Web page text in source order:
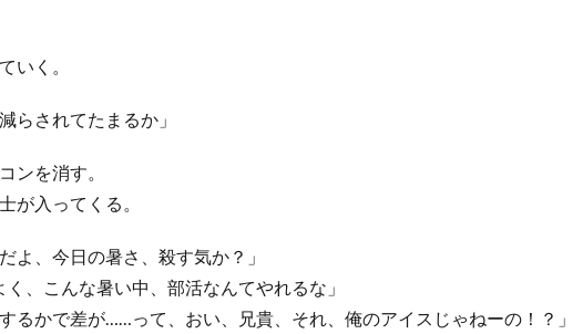
いく。
らされてたまるか」
ンを消す。
が入ってくる。
、今日の暑さ、殺す気か？」
、こんな暑い中、部活なんてやれるな」
るかで差が……って、おい、兄貴、それ、俺のアイスじゃねーの！？」